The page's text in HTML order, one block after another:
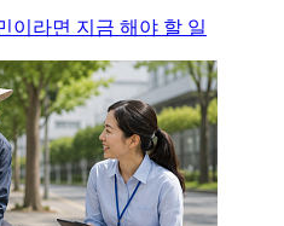
이라면 지금 해야 할 일